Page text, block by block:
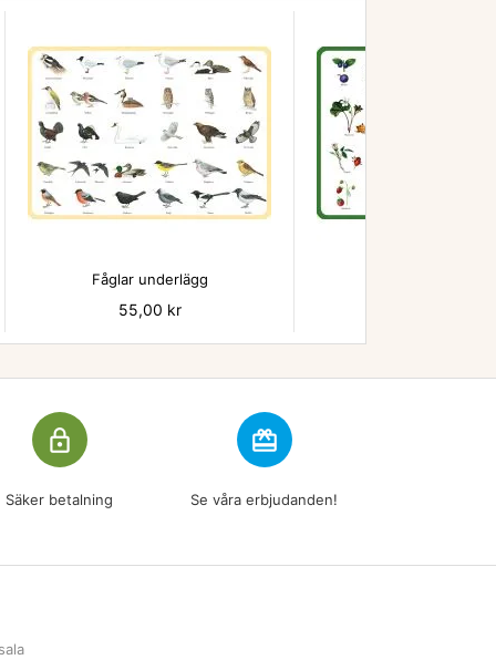

Fåglar underlägg
Pris
55,00 kr
lock_outline
Säker betalning
redeem
Se våra erbjudanden!